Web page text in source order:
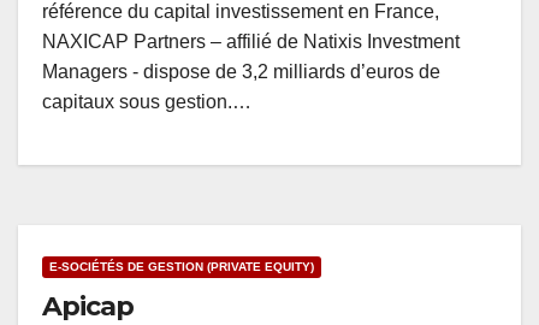
référence du capital investissement en France,
NAXICAP Partners – affilié de Natixis Investment
Managers - dispose de 3,2 milliards d’euros de
capitaux sous gestion.…
E-SOCIÉTÉS DE GESTION (PRIVATE EQUITY)
Apicap